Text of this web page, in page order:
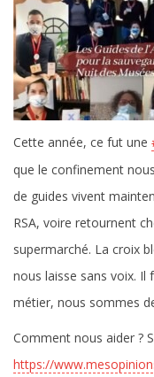
Cette année, ce fut une
que le confinement
de guides vivent
RSA, voire retournent
supermarché. La croix
nous laisse sans voix.
métier, nous sommes
Comment nous aider ?
https://